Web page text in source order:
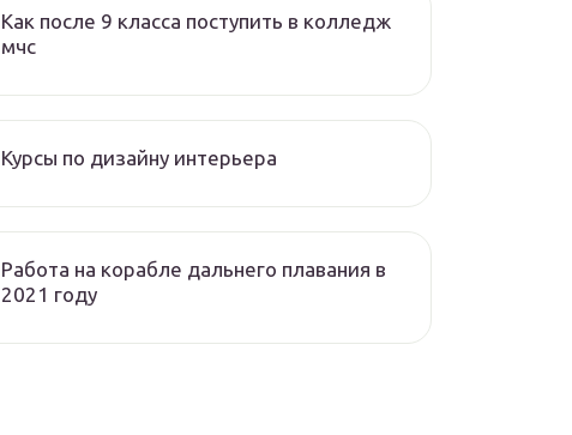
Как после 9 класса поступить в колледж
мчс
Курсы по дизайну интерьера
Работа на корабле дальнего плавания в
2021 году